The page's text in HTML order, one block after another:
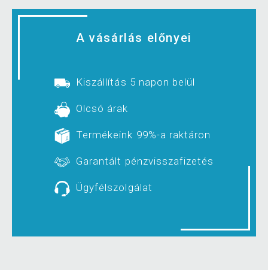
A vásárlás előnyei
Kiszállítás 5 napon belül
Olcsó árak
Termékeink 99%-a raktáron
Garantált pénzvisszafizetés
Ügyfélszolgálat